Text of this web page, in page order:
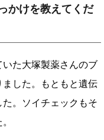
かけを教えてくだ
た大塚製薬さんのブ
した。もともと遺伝
。ソイチェックもそ